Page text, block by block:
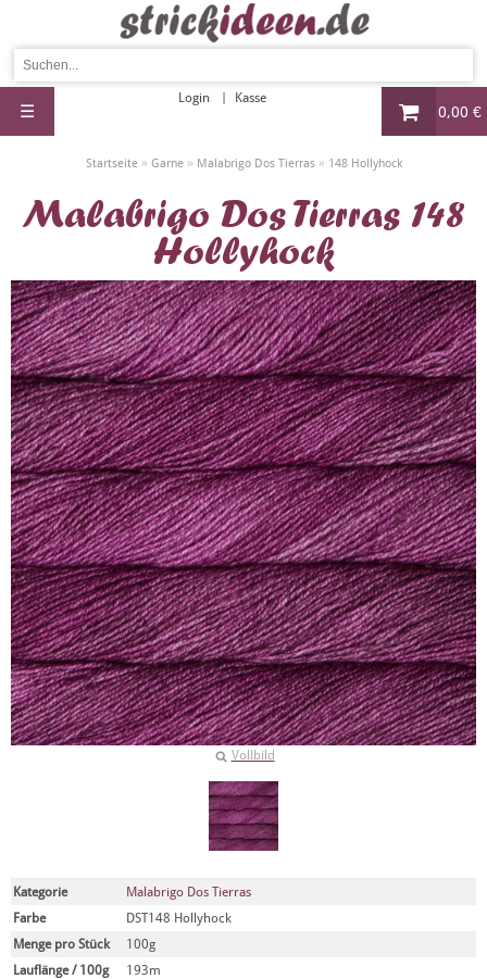
0,00 €
Login Kasse
☰
Startseite» Garne» Malabrigo Dos Tierras» 148 Hollyhock
Malabrigo Dos Tierras 148
Hollyhock
Vollbild
Kategorie
Malabrigo Dos Tierras
Farbe
DST148 Hollyhock
Menge pro Stück
100g
Lauflänge / 100g
193m